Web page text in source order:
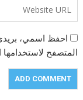
احفظ اسمي، بريدي
المتصفح لاستخدامها